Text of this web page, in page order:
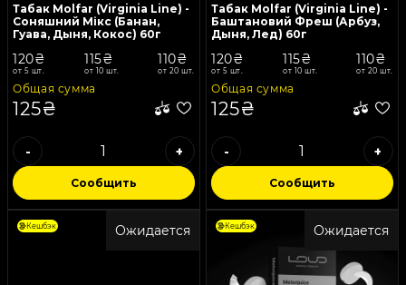
Табак Molfar (Virginia Line) -
Соняшний Мікс (Банан,
Гуава, Дыня, Кокос) 60г
120₴
от 5 шт.
115₴
от 10 шт.
110₴
от 20 шт.
Общая сумма
125₴
- +
Сообщить
Табак Molfar (Virginia Line) -
Баштановий Фреш (Арбуз,
Дыня, Лед) 60г
120₴
от 5 шт.
115₴
от 10 шт.
110₴
от 20 шт.
Общая сумма
125₴
- +
Сообщить
Ожидается
Кешбэк Ожидается
Кешбэк